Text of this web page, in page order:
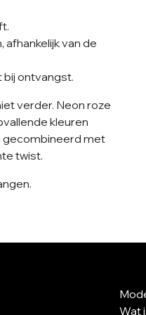
afhankelijk van de
bij ontvangst.
verder. Neon roze
kleuren
gecombineerd met
twist.
Wat